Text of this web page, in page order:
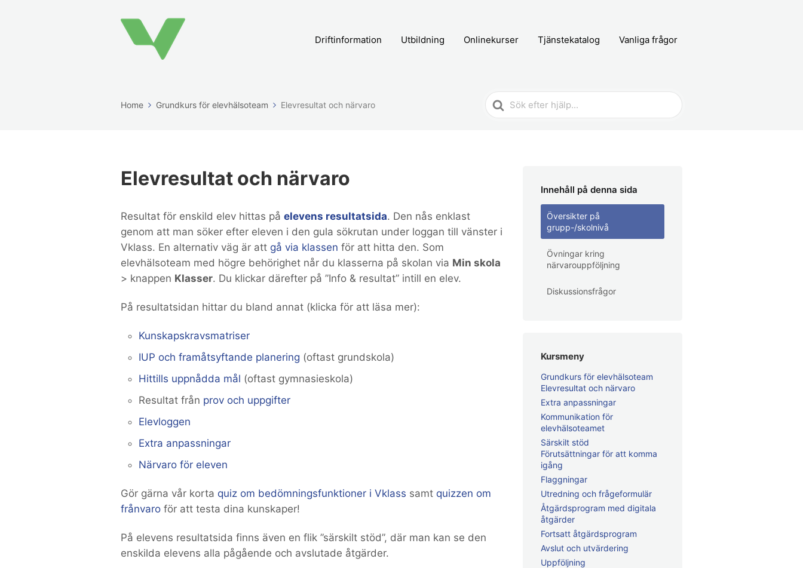
Driftinformation Utbildning Onlinekurser Tjänstekatalog Vanliga frågor
Home Grundkurs för elevhälsoteam Elevresultat och närvaro
Search
For
Elevresultat och närvaro
Resultat för enskild elev hittas på elevens resultatsida. Den nås enklast
genom att man söker efter eleven i den gula sökrutan under loggan till vänster i
Vklass. En alternativ väg är att gå via klassen för att hitta den. Som
elevhälsoteam med högre behörighet når du klasserna på skolan via Min skola
> knappen Klasser. Du klickar därefter på ”Info & resultat” intill en elev.
På resultatsidan hittar du bland annat (klicka för att läsa mer):
Kunskapskravsmatriser
IUP och framåtsyftande planering (oftast grundskola)
Hittills uppnådda mål (oftast gymnasieskola)
Resultat från prov och uppgifter
Elevloggen
Extra anpassningar
Närvaro för eleven
Gör gärna vår korta quiz om bedömningsfunktioner i Vklass samt quizzen om
frånvaro för att testa dina kunskaper!
På elevens resultatsida finns även en flik ”särskilt stöd”, där man kan se den
enskilda elevens alla pågående och avslutade åtgärder.
Innehåll på denna sida
Översikter på
grupp-/skolnivå
Övningar kring
närvarouppföljning
Diskussionsfrågor
Kursmeny
Grundkurs för elevhälsoteam
Elevresultat och närvaro
Extra anpassningar
Kommunikation för
elevhälsoteamet
Särskilt stöd
Förutsättningar för att komma
igång
Flaggningar
Utredning och frågeformulär
Åtgärdsprogram med digitala
åtgärder
Fortsatt åtgärdsprogram
Avslut och utvärdering
Uppföljning